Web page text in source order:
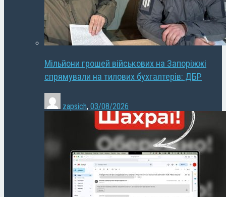
Мільйони грошей військових на Запоріжжі
спрямували на тилових бухгалтерів: ДБР
zapsich, 03/08/2026